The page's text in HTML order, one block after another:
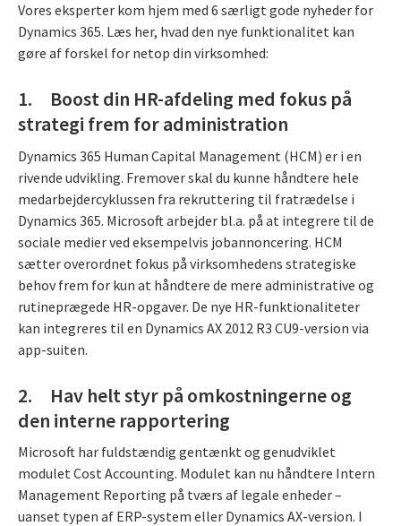
Vores eksperter kom hjem med 6 særligt gode nyheder for
Dynamics 365. Læs her, hvad den nye funktionalitet kan
gøre af forskel for netop din virksomhed:
1. Boost din HR-afdeling med fokus på
strategi frem for administration
Dynamics 365 Human Capital Management (HCM) er i en
rivende udvikling. Fremover skal du kunne håndtere hele
medarbejdercyklussen fra rekruttering til fratrædelse i
Dynamics 365. Microsoft arbejder bl.a. på at integrere til de
sociale medier ved eksempelvis jobannoncering. HCM
sætter overordnet fokus på virksomhedens strategiske
behov frem for kun at håndtere de mere administrative og
rutineprægede HR-opgaver. De nye HR-funktionaliteter
kan integreres til en Dynamics AX 2012 R3 CU9-version via
app-suiten.
2. Hav helt styr på omkostningerne og
den interne rapportering
Microsoft har fuldstændig gentænkt og genudviklet
modulet Cost Accounting. Modulet kan nu håndtere Intern
Management Reporting på tværs af legale enheder –
uanset typen af ERP-system eller Dynamics AX-version. I